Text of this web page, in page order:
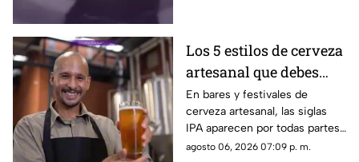
Los 5 estilos de cerveza
artesanal que debes
conocer
En bares y festivales de
cerveza artesanal, las siglas
IPA aparecen por todas partes.
Pero, ¿qué significa realmente
agosto 06, 2026 07:09 p. m.